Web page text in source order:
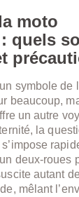
moto
quels
symbole de
beaucoup,
un autre
la
deux-roues
autant
mêlant